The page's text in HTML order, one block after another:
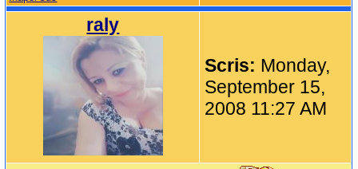
raly
Scris: Monday,
September 15,
2008 11:27 AM